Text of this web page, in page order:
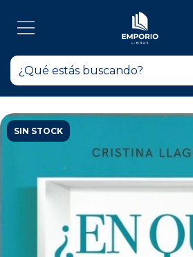
SIN STOCK